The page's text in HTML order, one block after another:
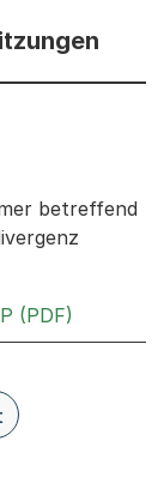
Informationen
betreffend
(PDF)